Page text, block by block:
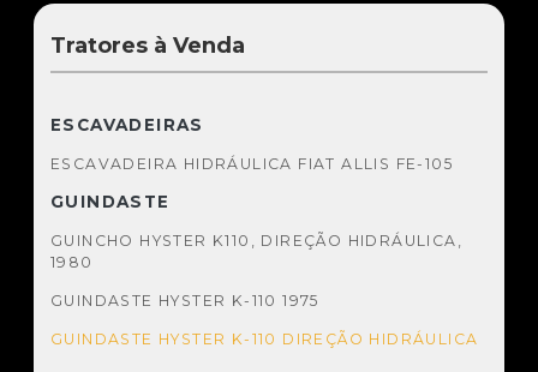
Tratores à Venda
ESCAVADEIRAS
ESCAVADEIRA HIDRÁULICA FIAT ALLIS FE-105
GUINDASTE
GUINCHO HYSTER K110, DIREÇÃO HIDRÁULICA,
1980
GUINDASTE HYSTER K-110 1975
GUINDASTE HYSTER K-110 DIREÇÃO HIDRÁULICA